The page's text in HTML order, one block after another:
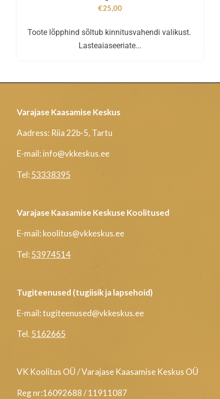
€25,00
Toote lõpphind sõltub kinnitusvahendi valikust.
Lasteaiaseeriate...
Varajase Kaasamise Keskus
Aadress: Riia 22b-5, Tartu
E-mail: info@vkkeskus.ee
Tel: 53338395
Varajase Kaasamise Keskuse Koolitused
E-mail: koolitus@vkkeskus.ee
Tel: 53974514
Tugiteenused (tugiisik ja lapsehoid)
E-mail: tugiteenused@vkkeskus.ee
Tel. 5162665
VK Koolitus OÜ / Varajase Kaasamise Keskus OÜ
Reg nr:16092688 / 11911087